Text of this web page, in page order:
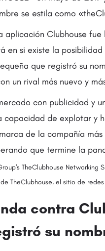
se estila como
aplicación Clubhouse
en si existe la
que registró su
un rival más nuevo y
con publicidad y
capacidad de explotar y
de la compañía
que termine la
TheClubhouse, el sitio de
contra
su